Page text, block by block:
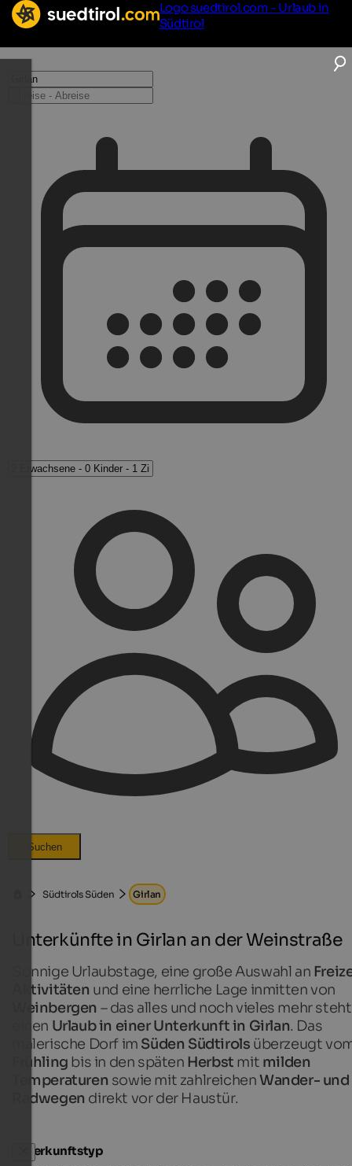
Logo suedtirol.com - Urlaub in
Südtirol
Suchen
Südtirols Süden Girlan
Unterkünfte in Girlan an der Weinstraße
Sonnige Urlaubstage, eine große Auswahl an
Aktivitäten und eine herrliche Lage inmitten von
Weinbergen – das alles und noch vieles mehr
einen Urlaub in einer Unterkunft in Girlan. Das
malerische Dorf im Süden Südtirols überzeugt
Frühling bis in den späten Herbst mit milden
Temperaturen sowie mit zahlreichenWander- und
Radwegen direkt vor der Haustür.
Unterkunftstyp